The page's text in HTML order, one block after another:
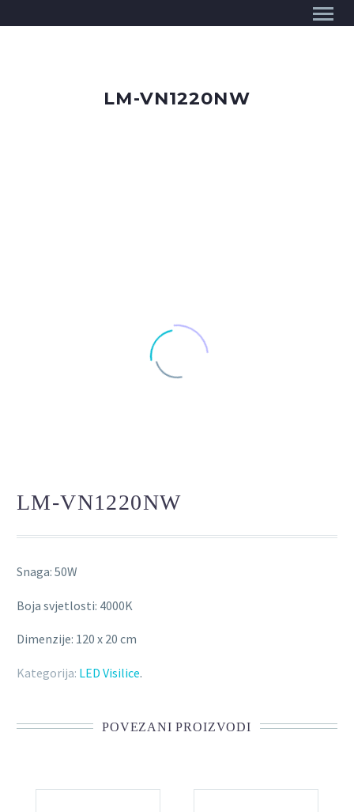
LM-VN1220NW
LM-VN1220NW
Snaga: 50W
Boja svjetlosti: 4000K
Dimenzije: 120 x 20 cm
Kategorija: LED Visilice.
POVEZANI PROIZVODI